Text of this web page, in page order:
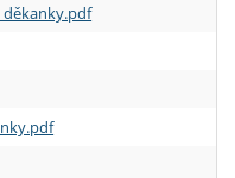
děkanky.pdf